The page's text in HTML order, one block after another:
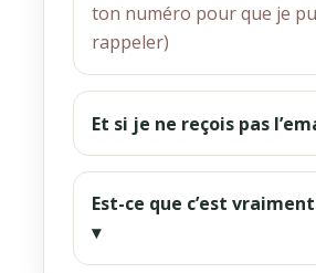
ton numéro pour que je
rappeler)
Et si je ne reçois pas
Est-ce que c’est
▾